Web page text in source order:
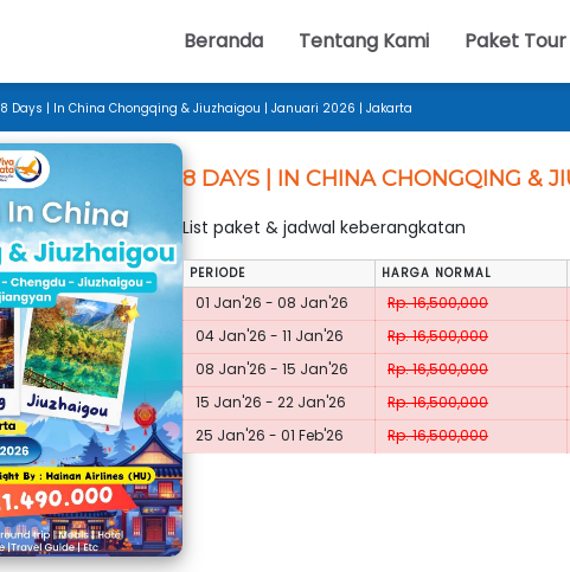
Beranda Tentang Kami Paket Tour
8 Days | In China Chongqing & Jiuzhaigou | Januari 2026 | Jakarta
8 DAYS | IN CHINA CHONGQING &
List paket & jadwal keberangkatan
PERIODE HARGA NORMAL
01 Jan'26 - 08 Jan'26 Rp. 16,500,000
04 Jan'26 - 11 Jan'26
Rp. 16,500,000
08 Jan'26 - 15 Jan'26
Rp. 16,500,000
15 Jan'26 - 22 Jan'26
Rp. 16,500,000
25 Jan'26 - 01 Feb'26
Rp. 16,500,000